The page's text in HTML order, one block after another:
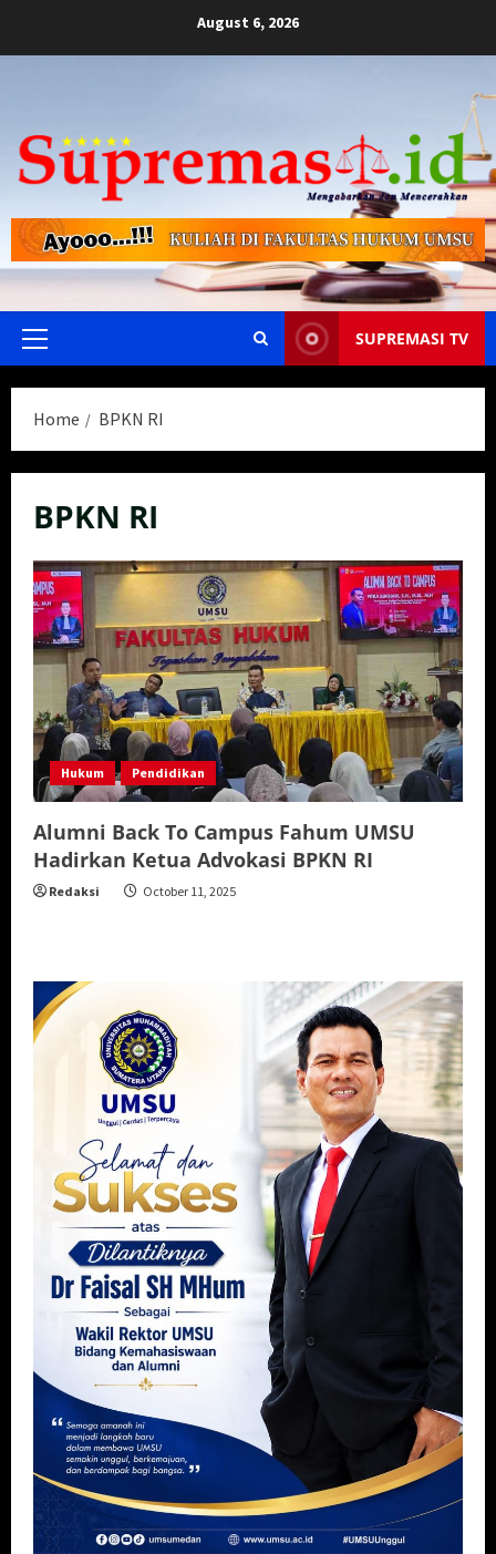
August 6, 2026
Primary
SUPREMASI TV
Home BPKN RI
BPKN RI
Hukum Pendidikan
Alumni Back To Campus Fahum UMSU
Hadirkan Ketua Advokasi BPKN RI
Redaksi October 11, 2025